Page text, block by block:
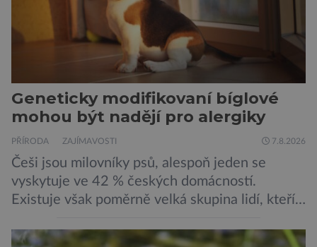
Geneticky modifikovaní bíglové
mohou být nadějí pro alergiky
PŘÍRODA ZAJÍMAVOSTI 7.8.2026
Češi jsou milovníky psů, alespoň jeden se
vyskytuje ve 42 % českých domácností.
Existuje však poměrně velká skupina lidí, kteří
jsou alergičtí. Jejich imunitní systém